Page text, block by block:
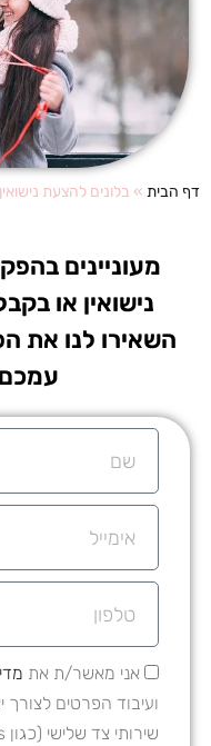
דף הבית » בלונים להצעת
מעוניינים
נישואין או
השאירו לנו את
אני מאשר/ת את
ועיבוד הפרטים